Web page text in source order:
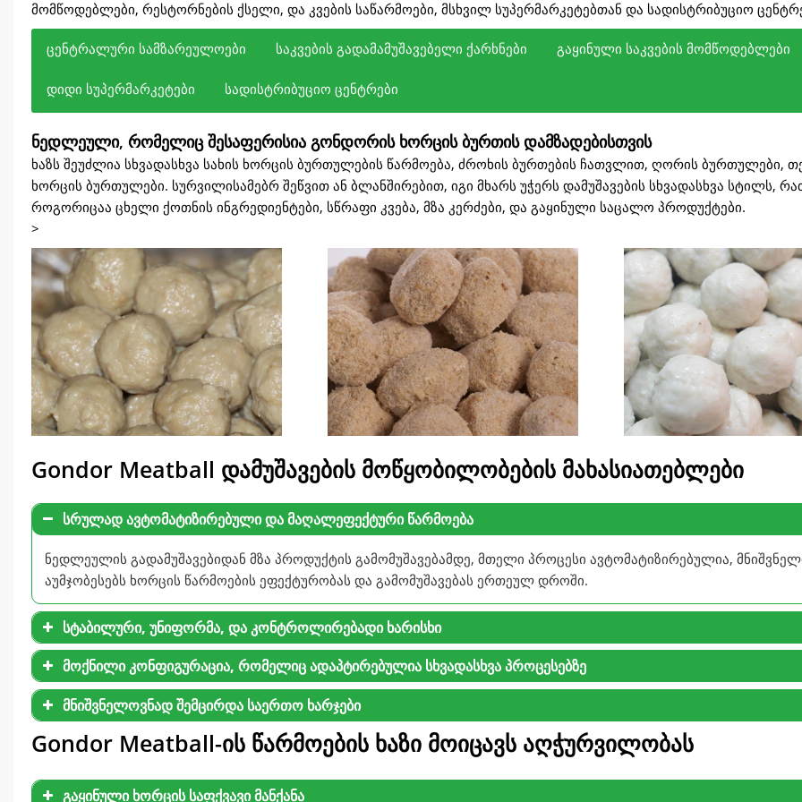
მომწოდებლები, რესტორნების ქსელი, და კვების საწარმოები, მსხვილ სუპერმარკეტებთან და სადისტრიბუციო
ცენტრალური სამზარეულოები საკვების გადამამუშავებელი ქარხნები გაყინული საკვების მომწოდებლები
დიდი სუპერმარკეტები
სადისტრიბუციო ცენტრები
ეფექტური წარმოებისთვის, ხელს უწყობს საკვების სწრაფ მიწოდებას და თანმიმდევრულ ხარისხს.
განმავლობაში, ხორცპროდუქტების თანმიმდევრული გემოსა და სპეციფიკაციების უზრუნველყოფა, საწარმოო
ჩაკეტვისთვის, ხორცის ბურთულების სტაბილური ხარისხის უზრუნველყოფა გაყინვის შემდეგ.
და ხარჯების შემცირება მაღაზიის სამზარეულოებში.
და შემდგომი უზრუნველყოფის სტაბილური მიწოდება და თაროების სიახლე.
ცენტრალიზებულ სასაწყობო და რეგიონთაშორისი განაწილების საჭიროებებთან, დანაკარგების შემცირება.
ნედლეული, რომელიც შესაფერისია გონდორის ხორცის ბურთის დამზადებისთვის
ხაზს შეუძლია სხვადასხვა სახის ხორცის ბურთულების წარმოება, ძროხის ბურთების ჩათვლით, ღორის ბურთულები,
ხორცის ბურთულები. სურვილისამებრ შეწვით ან ბლანშირებით, იგი მხარს უჭერს დამუშავების სხვადასხვა სტილს,
როგორიცაა ცხელი ქოთნის ინგრედიენტები, სწრაფი კვება, მზა კერძები, და გაყინული საცალო პროდუქტები.
>
Gondor Meatball დამუშავების მოწყობილობების მახასიათებლები
სრულად ავტომატიზირებული და მაღალეფექტური წარმოება
ნედლეულის გადამუშავებიდან მზა პროდუქტის გამომუშავებამდე, მთელი პროცესი ავტომატიზირებულია,
აუმჯობესებს ხორცის წარმოების ეფექტურობას და გამომუშავებას ერთეულ დროში.
სტაბილური, უნიფორმა, და კონტროლირებადი ხარისხი
მოქნილი კონფიგურაცია, რომელიც ადაპტირებულია სხვადასხვა პროცესებზე
მნიშვნელოვნად შემცირდა საერთო ხარჯები
Gondor Meatball-ის წარმოების ხაზი მოიცავს აღჭურვილობას
გაყინული ხორცის საფქვავი მანქანა